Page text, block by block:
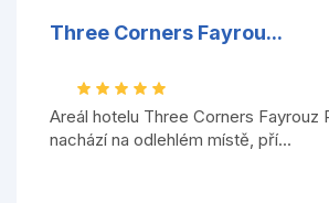
Three Corners Fayrou...
Areál hotelu Three Corners Fayrouz
nachází na odlehlém místě, pří...